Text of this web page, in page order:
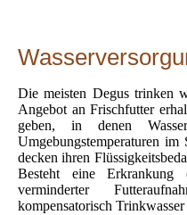
Die meisten Degus trinken
Angebot an Frischfutter
geben, in denen
Umgebungstemperaturen
decken ihren
Besteht eine Erkrankung
verminderter
kompensatorisch